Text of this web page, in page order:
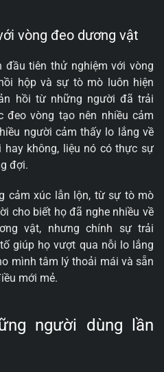
vòng đeo dương vật
tiên thử nghiệm với vòng
hộp và sự tò mò luôn hiện
hồi từ những người đã trải
đeo vòng tạo nên nhiều cảm
người cảm thấy lo lắng về
không, liệu nó có thực sự
đợi.
cảm xúc lẫn lộn, từ sự tò mò
cho biết họ đã nghe nhiều về
vật, nhưng chính sự trải
giúp họ vượt qua nỗi lo lắng
mình tâm lý thoải mái và sẵn
mới mẻ.
người dùng lần